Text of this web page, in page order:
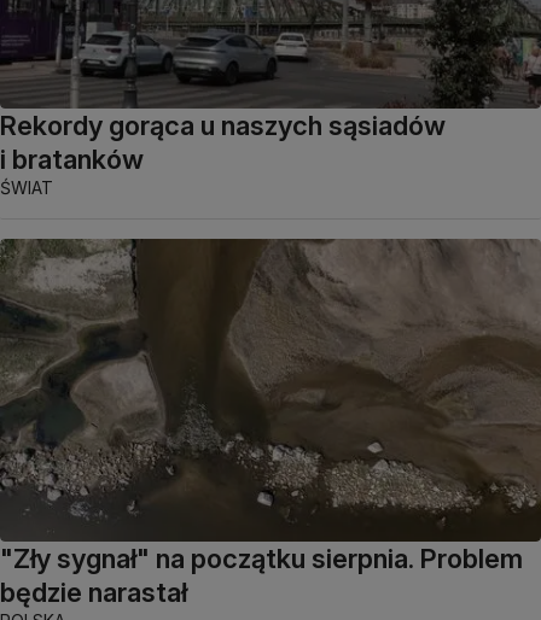
Rekordy gorąca u naszych sąsiadów
i bratanków
ŚWIAT
"Zły sygnał" na początku sierpnia. Problem
będzie narastał